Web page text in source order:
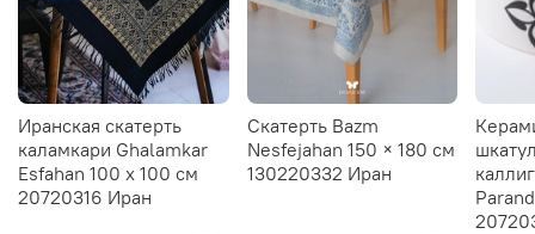
Иранская скатерть
каламкари Ghalamkar
Esfahan 100 х 100 см
20720316 Иран
Скатерть Bazm
Nesfejahan 150 × 180 см
130220332 Иран